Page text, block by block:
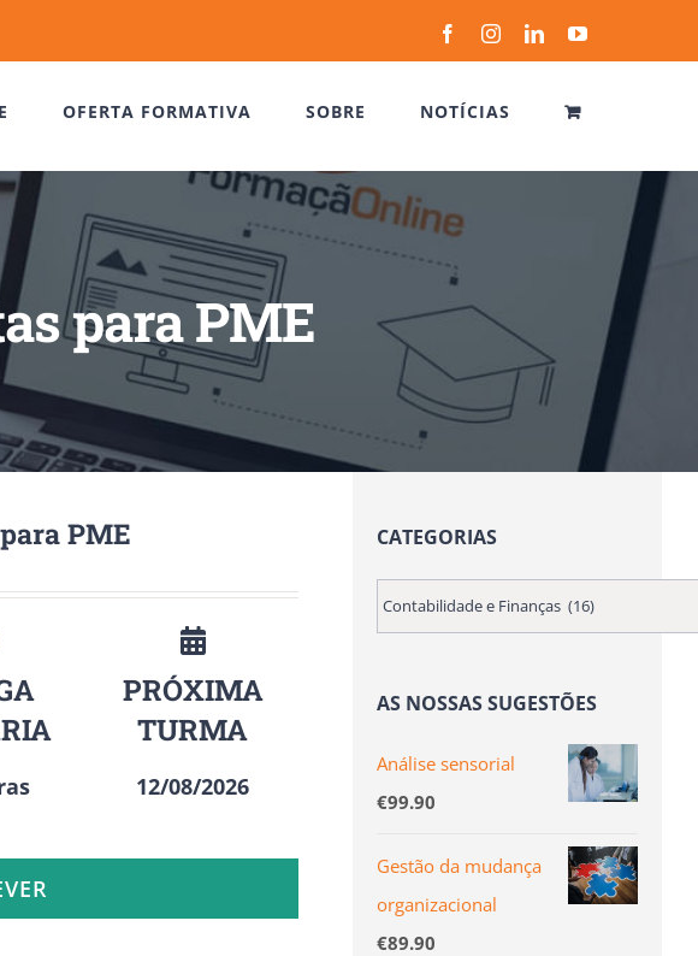
FacebookInstagramLinkedInYouTube
OFERTA FORMATIVA SOBRE NOTÍCIAS
para PME
PME
PRÓXIMA
TURMA
12/08/2026
CATEGORIAS
AS NOSSAS SUGESTÕES
Análise sensorial
€99.90
Gestão da mudança
organizacional
€89.90